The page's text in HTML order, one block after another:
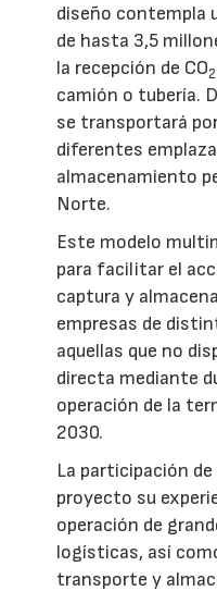
diseño contempla
de hasta 3,5
la recepción de CO2
camión o tubería.
se transportará
diferentes
almacenamiento
Norte.
Este modelo
para facilitar el
captura y
empresas de
aquellas que no
directa mediante
operación de la
2030.
La participación
proyecto su
operación de
logísticas, así
transporte y